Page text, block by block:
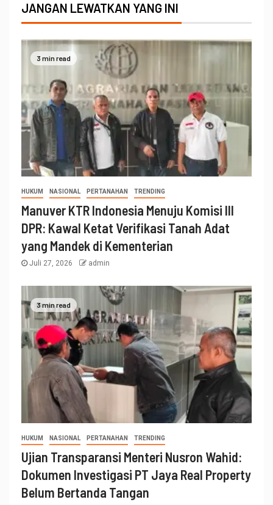
JANGAN LEWATKAN YANG INI
3 min read
HUKUM NASIONAL PERTANAHAN TRENDING
Manuver KTR Indonesia Menuju Komisi III
DPR: Kawal Ketat Verifikasi Tanah Adat
yang Mandek di Kementerian
Juli 27, 2026 admin
3 min read
HUKUM NASIONAL PERTANAHAN TRENDING
Ujian Transparansi Menteri Nusron Wahid:
Dokumen Investigasi PT Jaya Real Property
Belum Bertanda Tangan